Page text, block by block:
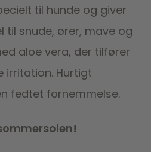
til hunde og giver
til snude, ører, mave og
aloe vera, der tilfører
Hurtigt
fedtet fornemmelse.